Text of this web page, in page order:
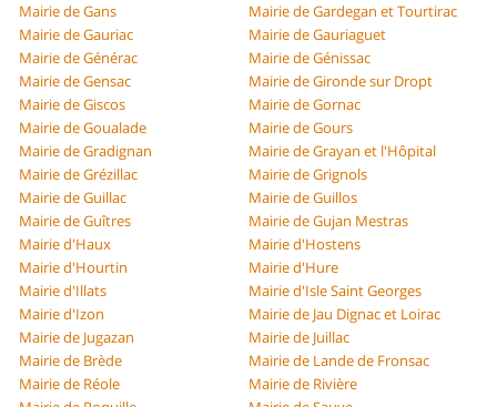
Mairie de Gans
Mairie de Gardegan et Tourtirac
Mairie de Gauriac
Mairie de Gauriaguet
Mairie de Générac
Mairie de Génissac
Mairie de Gensac
Mairie de Gironde sur Dropt
Mairie de Giscos
Mairie de Gornac
Mairie de Goualade
Mairie de Gours
Mairie de Gradignan
Mairie de Grayan et l'Hôpital
Mairie de Grézillac
Mairie de Grignols
Mairie de Guillac
Mairie de Guillos
Mairie de Guîtres
Mairie de Gujan Mestras
Mairie d'Haux
Mairie d'Hostens
Mairie d'Hourtin
Mairie d'Hure
Mairie d'Illats
Mairie d'Isle Saint Georges
Mairie d'Izon
Mairie de Jau Dignac et Loirac
Mairie de Jugazan
Mairie de Juillac
Mairie de Brède
Mairie de Lande de Fronsac
Mairie de Réole
Mairie de Rivière